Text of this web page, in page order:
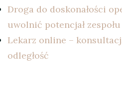
Droga do doskonałości
uwolnić potencjał
Lekarz online –
odległość